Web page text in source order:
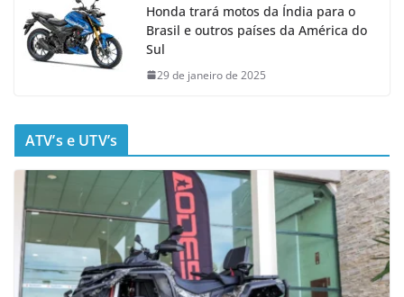
Honda trará motos da Índia para o
Brasil e outros países da América do
Sul
29 de janeiro de 2025
ATV’s e UTV’s